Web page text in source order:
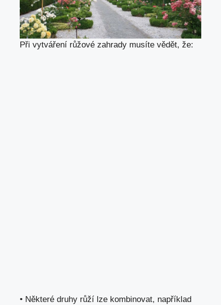
Při vytváření růžové zahrady musíte vědět, že:
• Některé druhy růží lze kombinovat, například